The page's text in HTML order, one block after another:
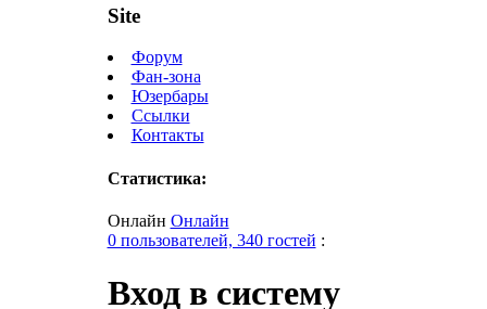
Site
Форум
Фан-зона
Юзербары
Ссылки
Контакты
Статистика:
Онлайн Онлайн
0 пользователей, 340 гостей :
Вход в систему